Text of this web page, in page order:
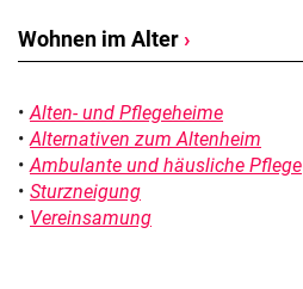
Wohnen im Alter ›
Alten- und Pflegeheime
Alternativen zum Altenheim
Ambulante und häusliche Pflege
Sturzneigung
Vereinsamung